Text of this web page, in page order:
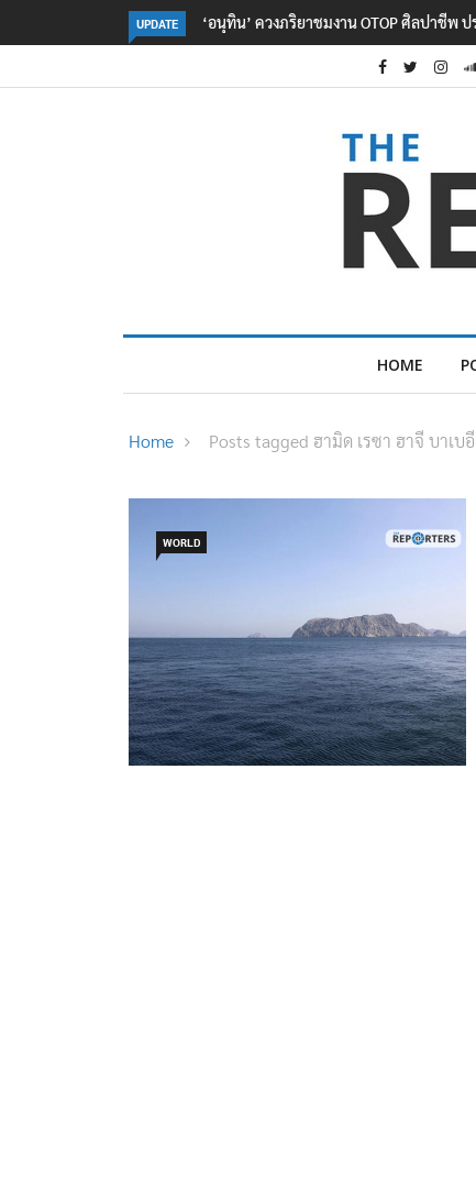
UPDATE
มงาน OTOP ศิลปาชีพ ประทีปไทยวันแรกลอรีอัลโชว์ผลประกอบการครึ่งปีแรก
2.3 หมื่นล้านยูโร คว้าไลเซนส์ ‘กุช
HOME
Home Posts tagged ฮามิด เรซา ฮาจี บาเบอี
WORLD